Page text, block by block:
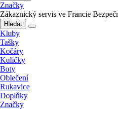
Značky
Zákaznický servis ve Francie
Hledat
Kluby
Tašky
Kočáry
Kuličky
Boty
Oblečení
Rukavice
Doplňky
Značky